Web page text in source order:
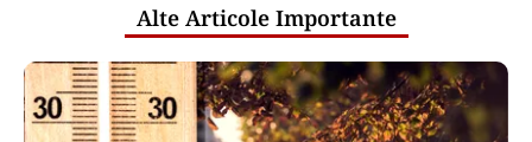
Alte Articole Importante